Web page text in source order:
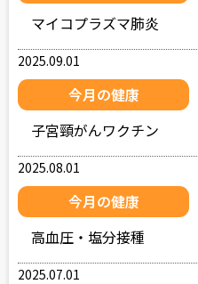
マイコプラズマ肺炎
2025.09.01
今月の健康
子宮頸がんワクチン
2025.08.01
今月の健康
高血圧・塩分接種
2025.07.01